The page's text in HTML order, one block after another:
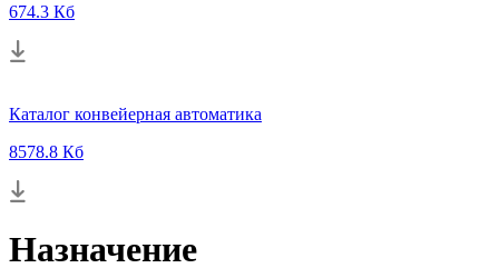
674.3 Кб
Каталог конвейерная автоматика
8578.8 Кб
Назначение